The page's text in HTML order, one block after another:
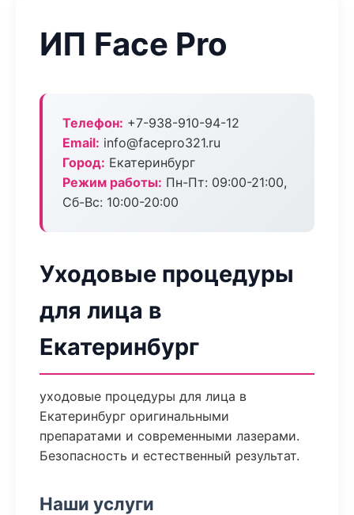
ИП Face Pro
Телефон: +7-938-910-94-12
Email: info@facepro321.ru
Город: Екатеринбург
Режим работы: Пн-Пт: 09:00-21:00,
Сб-Вс: 10:00-20:00
Уходовые процедуры
для лица в
Екатеринбург
уходовые процедуры для лица в
Екатеринбург оригинальными
препаратами и современными лазерами.
Безопасность и естественный результат.
Наши услуги